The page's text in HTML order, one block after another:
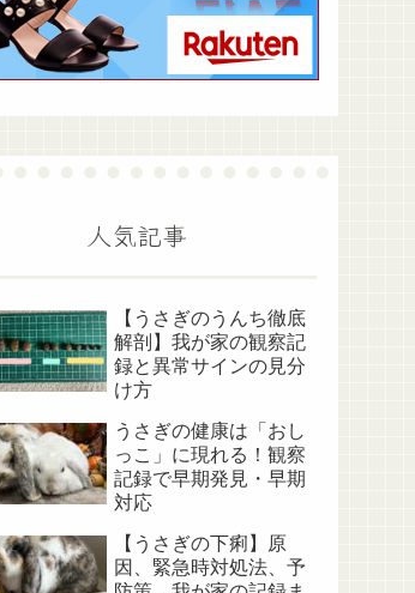
人気記事
【うさぎのうんち徹底
解剖】我が家の観察記
録と異常サインの見分
け方
うさぎの健康は「おし
っこ」に現れる！観察
記録で早期発見・早期
対応
【うさぎの下痢】原
因、緊急時対処法、予